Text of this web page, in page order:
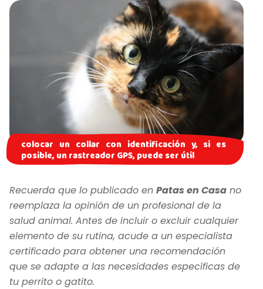
colocar un collar con identificación y, si es
posible, un rastreador GPS, puede ser útil
Recuerda que lo publicado en Patas en Casa no
reemplaza la opinión de un profesional de la
salud animal. Antes de incluir o excluir cualquier
elemento de su rutina, acude a un especialista
certificado para obtener una recomendación
que se adapte a las necesidades específicas de
tu perrito o gatito.